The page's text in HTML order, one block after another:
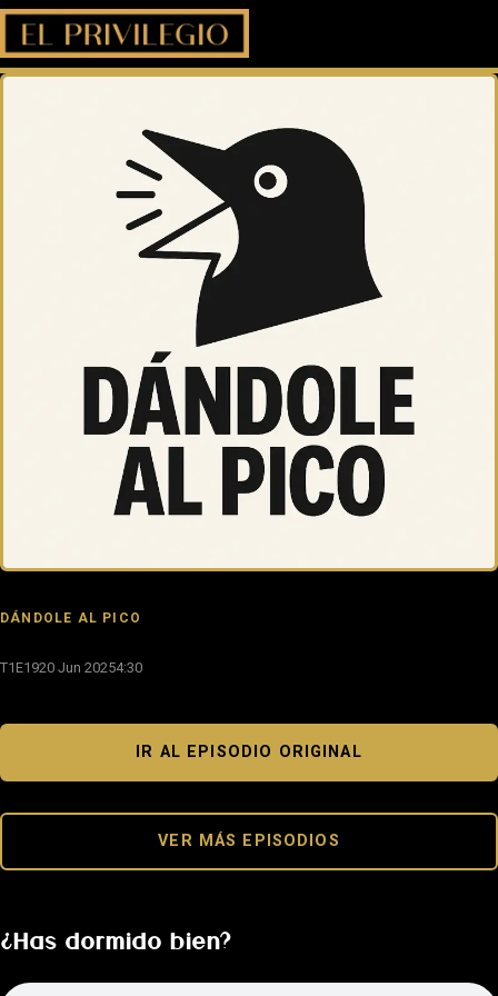
DÁNDOLE AL PICO
T1E1920 Jun 20254:30
IR AL EPISODIO ORIGINAL
VER MÁS EPISODIOS
¿Has dormido bien?